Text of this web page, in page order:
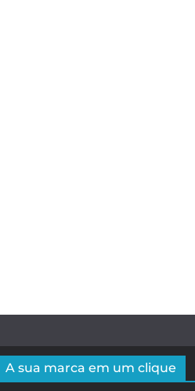
A sua marca em um clique